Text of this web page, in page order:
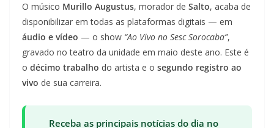
O músico Murillo Augustus, morador de Salto, acaba de
disponibilizar em todas as plataformas digitais — em
áudio e vídeo — o show “Ao Vivo no Sesc Sorocaba”,
gravado no teatro da unidade em maio deste ano. Este é
o décimo trabalho do artista e o segundo registro ao
vivo de sua carreira.
Receba as principais notícias do dia no